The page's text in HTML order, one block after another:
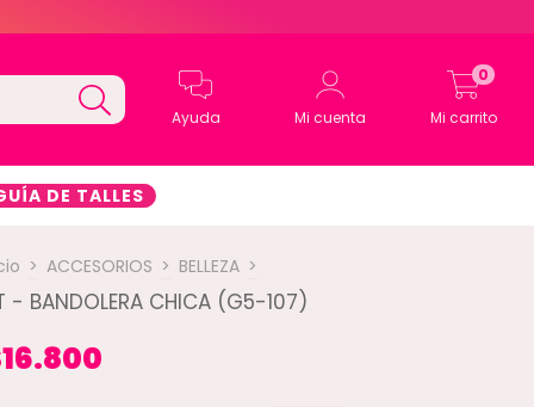
Ayuda Mi cuenta Mi carrito
0
DE TALLES
> ACCESORIOS > BELLEZA >
- BANDOLERA CHICA (G5-107)